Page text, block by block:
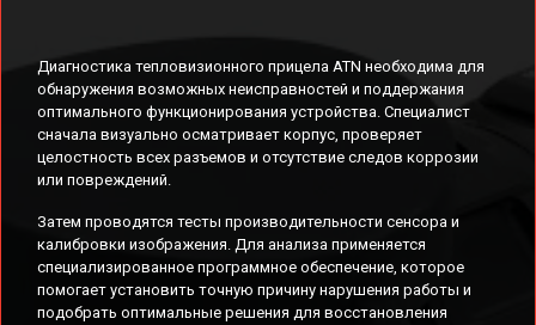
Диагностика тепловизионного прицела ATN необходима для
обнаружения возможных неисправностей и поддержания
оптимального функционирования устройства. Специалист
сначала визуально осматривает корпус, проверяет
целостность всех разъемов и отсутствие следов коррозии
или повреждений.
Затем проводятся тесты производительности сенсора и
калибровки изображения. Для анализа применяется
специализированное программное обеспечение, которое
помогает установить точную причину нарушения работы и
подобрать оптимальные решения для восстановления